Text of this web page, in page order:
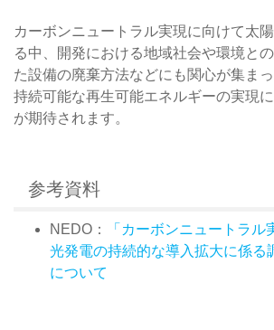
カーボンニュートラル実現に向けて太
る中、開発における地域社会や環境と
た設備の廃棄方法などにも関心が集まっ
持続可能な再生可能エネルギーの実現
が期待されます。
参考資料
NEDO：
「カーボンニュートラ
光発電の持続的な導入拡大に係る
について